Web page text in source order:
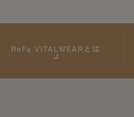
ReFaVITALWEARとは